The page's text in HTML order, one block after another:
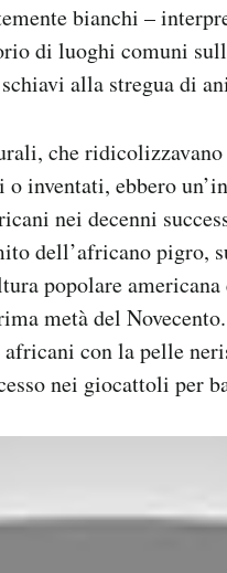
bianchi –
di luoghi comuni
alla stregua di
che
inventati, ebbero
nei decenni
dell’africano pigro,
popolare
metà del
con la pelle
nei giocattoli per